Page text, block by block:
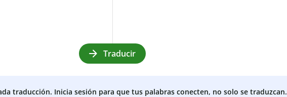
Traducir
traducción. Inicia sesión para que tus palabras conecten, no solo se traduzcan.